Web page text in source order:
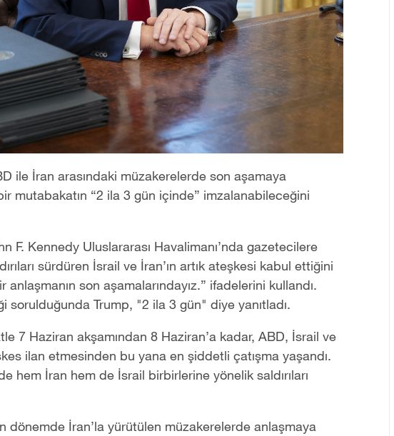
ile İran arasındaki müzakerelerde son aşamaya
mutabakatın “2 ila 3 gün içinde” imzalanabileceğini
F. Kennedy Uluslararası Havalimanı’nda gazetecilere
sürdüren İsrail ve İran’ın artık ateşkesi kabul ettiğini
son aşamalarındayız.” ifadelerini kullandı.
sorulduğunda Trump, "2 ila 3 gün" diye yanıtladı.
7 Haziran akşamından 8 Haziran’a kadar, ABD, İsrail ve
ilan etmesinden bu yana en şiddetli çatışma yaşandı.
hem İran hem de İsrail birbirlerine yönelik saldırıları
dönemde İran’la yürütülen müzakerelerde anlaşmaya